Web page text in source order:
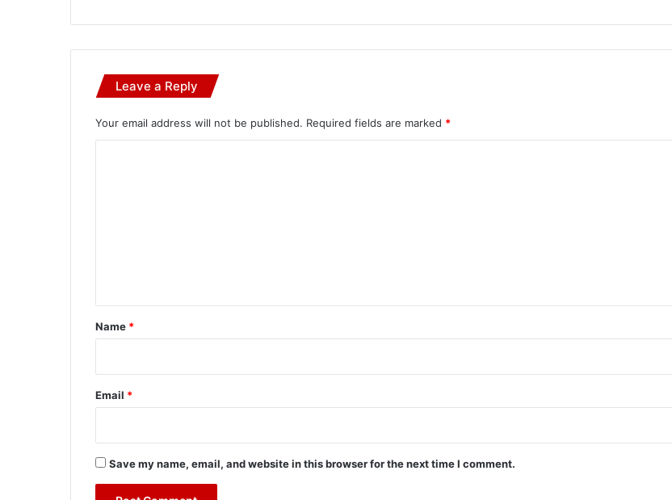
Leave a Reply
Your email address will not be published. Required fields are marked *
*
Name *
Email *
Save my name, email, and website in this browser for the next time I comment.